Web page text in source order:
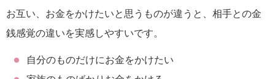
お互い、お金をかけたいと思うものが違うと、相手との金
銭感覚の違いを実感しやすいです。
自分のものだけにお金をかけたい